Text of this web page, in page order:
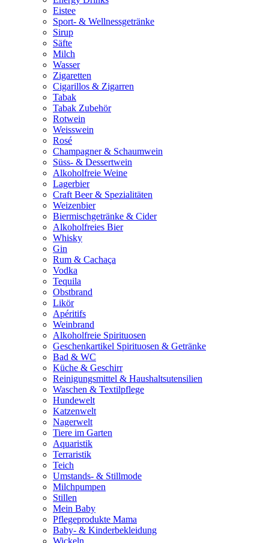
Eistee
Sport- & Wellnessgetränke
Sirup
Säfte
Milch
Wasser
Zigaretten
Cigarillos & Zigarren
Tabak
Tabak Zubehör
Rotwein
Weisswein
Rosé
Champagner & Schaumwein
Süss- & Dessertwein
Alkoholfreie Weine
Lagerbier
Craft Beer & Spezialitäten
Weizenbier
Biermischgetränke & Cider
Alkoholfreies Bier
Whisky
Gin
Rum & Cachaça
Vodka
Tequila
Obstbrand
Likör
Apéritifs
Weinbrand
Alkoholfreie Spirituosen
Geschenkartikel Spirituosen & Getränke
Bad & WC
Küche & Geschirr
Reinigungsmittel & Haushaltsutensilien
Waschen & Textilpflege
Hundewelt
Katzenwelt
Nagerwelt
Tiere im Garten
Aquaristik
Terraristik
Teich
Umstands- & Stillmode
Milchpumpen
Stillen
Mein Baby
Pflegeprodukte Mama
Baby- & Kinderbekleidung
Wickeln